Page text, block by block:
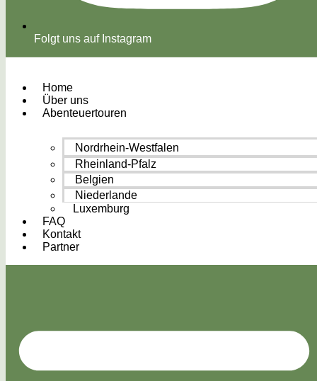
Folgt uns auf Instagram
Home
Über uns
Abenteuertouren
Nordrhein-Westfalen
Rheinland-Pfalz
Belgien
Niederlande
Luxemburg
FAQ
Kontakt
Partner